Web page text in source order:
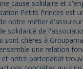
cause solidaire et
Petits Princes est
notre métier
solidarité de
sont chères à
une relation
et notre partenariat